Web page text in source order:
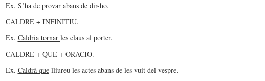
Ex. S’ha deprovar abans de dir-ho.
CALDRE + INFINITIU.
Ex. Caldria tornar les claus al porter.
CALDRE + QUE + ORACIÓ.
Ex. Caldrà quelliureu les actes abans de les vuit del vespre.